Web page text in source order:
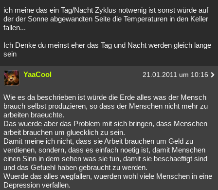
ich meine das ein Tag/Nacht Zyklus notwenig ist sonst würde auf
der der Sonne abgewandten Seite die Temperaturen in den Keller
fallen...
Ich Denke du meinst eher das Tag und Nacht werden gleich lange
sein
YaaCool 21.01.2011 um 10:16
Wie es da beschrieben ist würde die Erde alles was der Mensch
brauch selbst produzieren, so dass der Menschen nicht mehr zu
arbeiten braeuchte.
Das wuerde aber das Problem mit sich bringen, dass Menschen
arbeit brauchen um gluecklich zu sein.
Damit meine ich nicht, dass sie Arbeit brauchen um Geld zu
verdienen, sondern, dass es einfach noetig ist, damit Menschen
einen Sinn in dem sehen was sie tun, damit sie beschaeftigt sind
und das Gefuehl haben gebraucht zu werden.
Wuerde das alles wegfallen, wuerden wohl viele Menschen in eine
Depression verfallen.